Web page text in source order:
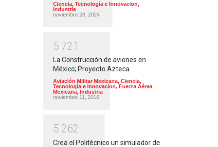
Ciencia, Tecnología e Innovacion,
Industria
noviembre 28, 2024
5 721
La Construcción de aviones en
México; Proyecto Azteca
Aviación Militar Mexicana, Ciencia,
Tecnología e Innovacion, Fuerza Aérea
Mexicana, Industria
noviembre 11, 2016
5 262
Crea el Politécnico un simulador de